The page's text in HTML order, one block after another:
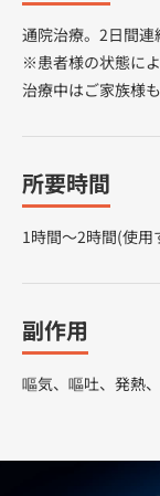
通院治療。2日間
※患者様の状態に
治療中はご家族様
所要時間
1時間～2時間(使用
副作用
嘔気、嘔吐、発熱